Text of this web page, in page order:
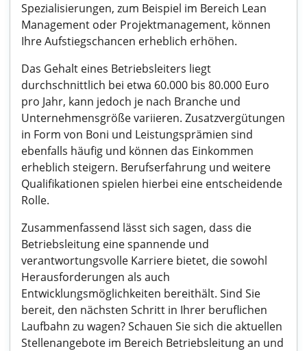
Spezialisierungen, zum Beispiel im Bereich Lean
Management oder Projektmanagement, können
Ihre Aufstiegschancen erheblich erhöhen.
Das Gehalt eines Betriebsleiters liegt
durchschnittlich bei etwa 60.000 bis 80.000 Euro
pro Jahr, kann jedoch je nach Branche und
Unternehmensgröße variieren. Zusatzvergütungen
in Form von Boni und Leistungsprämien sind
ebenfalls häufig und können das Einkommen
erheblich steigern. Berufserfahrung und weitere
Qualifikationen spielen hierbei eine entscheidende
Rolle.
Zusammenfassend lässt sich sagen, dass die
Betriebsleitung eine spannende und
verantwortungsvolle Karriere bietet, die sowohl
Herausforderungen als auch
Entwicklungsmöglichkeiten bereithält. Sind Sie
bereit, den nächsten Schritt in Ihrer beruflichen
Laufbahn zu wagen? Schauen Sie sich die aktuellen
Stellenangebote im Bereich Betriebsleitung an und